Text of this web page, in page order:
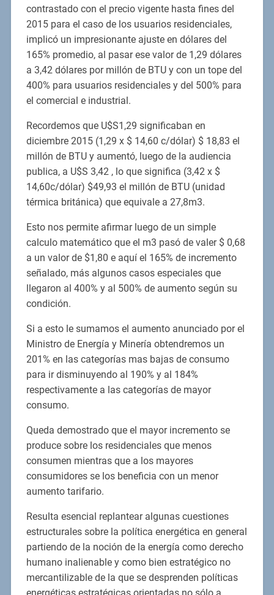
contrastado con el precio vigente hasta fines del
2015 para el caso de los usuarios residenciales,
implicó un impresionante ajuste en dólares del
165% promedio, al pasar ese valor de 1,29 dólares
a 3,42 dólares por millón de BTU y con un tope del
400% para usuarios residenciales y del 500% para
el comercial e industrial.
Recordemos que U$S1,29 significaban en
diciembre 2015 (1,29 x $ 14,60 c/dólar) $ 18,83 el
millón de BTU y aumentó, luego de la audiencia
publica, a U$S 3,42 , lo que significa (3,42 x $
14,60c/dólar) $49,93 el millón de BTU (unidad
térmica británica) que equivale a 27,8m3.
Esto nos permite afirmar luego de un simple
calculo matemático que el m3 pasó de valer $ 0,68
a un valor de $1,80 e aquí el 165% de incremento
señalado, más algunos casos especiales que
llegaron al 400% y al 500% de aumento según su
condición.
Si a esto le sumamos el aumento anunciado por el
Ministro de Energía y Minería obtendremos un
201% en las categorías mas bajas de consumo
para ir disminuyendo al 190% y al 184%
respectivamente a las categorías de mayor
consumo.
Queda demostrado que el mayor incremento se
produce sobre los residenciales que menos
consumen mientras que a los mayores
consumidores se los beneficia con un menor
aumento tarifario.
Resulta esencial replantear algunas cuestiones
estructurales sobre la política energética en general
partiendo de la noción de la energía como derecho
humano inalienable y como bien estratégico no
mercantilizable de la que se desprenden políticas